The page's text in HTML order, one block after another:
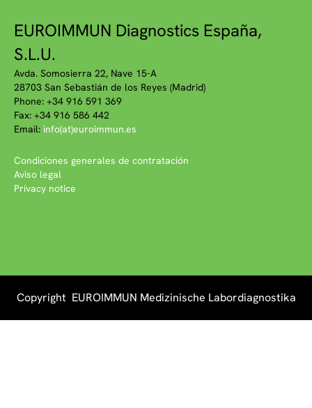
EUROIMMUN Diagnostics España,
S.L.U.
Avda. Somosierra 22, Nave 15-A
28703 San Sebastián de los Reyes (Madrid)
Phone: +34 916 591 369
Fax: +34 916 586 442
Email: info(at)euroimmun.es
Condiciones generales de contratación
Aviso legal
Privacy notice
Copyright EUROIMMUN Medizinische Labordiagnostika